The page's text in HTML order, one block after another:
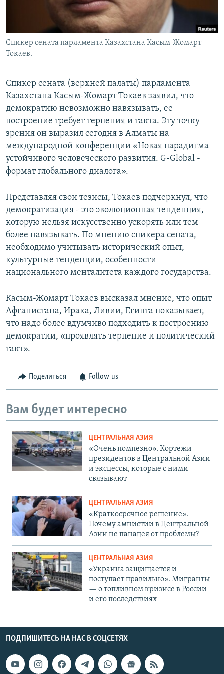
Спикер сената парламента Казахстана Касым-Жомарт
Токаев.
Спикер сената (верхней палаты) парламента
Казахстана Касым-Жомарт Токаев заявил, что
демократию невозможно навязывать, ее
построение требует терпения и такта. Эту точку
зрения он выразил сегодня в Алматы на
международной конференции «Новая парадигма
устойчивого человеческого развития. G-Global -
формат глобального диалога».
Представляя свои тезисы, Токаев подчеркнул, что
демократизация - это эволюционная тенденция,
которую нельзя искусственно ускорять или тем
более навязывать. По мнению спикера сената,
необходимо учитывать исторический опыт,
культурные тенденции, особенности
национального менталитета каждого государства.
Касым-Жомарт Токаев высказал мнение, что опыт
Афганистана, Ирака, Ливии, Египта показывает,
что надо более вдумчиво подходить к построению
демократии, «проявлять терпение и политический
такт».
Поделиться Follow us
Вам будет интересно
ЦЕНТРАЛЬНАЯ АЗИЯ
«Очень помпезно». Кортежи
президентов в Центральной Азии
и эксцессы, которые с ними
связывают
ЦЕНТРАЛЬНАЯ АЗИЯ
«Краткосрочное решение».
Почему амнистии в Центральной
Азии не панацея от проблемы?
ЦЕНТРАЛЬНАЯ АЗИЯ
«Украина защищается и
поступает правильно». Мигранты
— о топливном кризисе в России
и его последствиях
ПОДПИШИТЕСЬ НА НАС В СОЦСЕТЯХ